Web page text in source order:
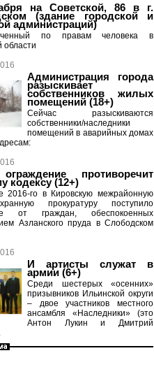
на Советской, 86 в г.
(здание городской и
администраций)
по правам человека в
области
Администрация города
разыскивает
собственников жилых
помещений (18+)
Сейчас разыскиваются
собственники/наследники
помещений в аварийных домах
противоречит
кодексу (12+)
2016-го в Кировскую межрайонную
прокуратуру поступило
от граждан, обеспокоенных
Азланского пруда в Слободском
И артисты служат в
армии (6+)
Среди шестерых «осенних»
призывников Ильинской округи
– двое участников местного
ансамбля «Наследники» (это
Антон Лукин и Дмитрий